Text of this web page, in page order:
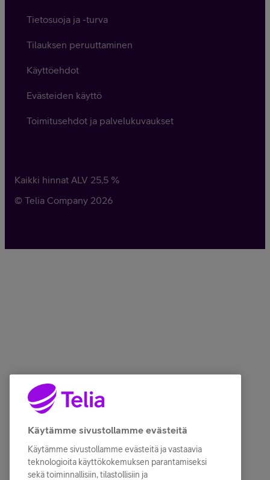
Tietosuoja ja -turva
Tilauksen peruuttaminen
Käyttöehdot
Evästeiden käyttö
Toimitusehdot ja palvelukuvaukset
Kaikki hinnat ALV 25,5 %
© Telia Company 2026
Käytämme sivustollamme evästeitä
Käytämme sivustollamme evästeitä ja vastaavia
teknologioita käyttökokemuksen parantamiseksi
sekä toiminnallisiin, tilastollisiin ja